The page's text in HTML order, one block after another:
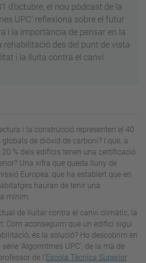
d’octubre, el nou pòdcast de la
UPC’ reflexiona sobre el futur
i la importància de pensar en la
rehabilitació des del punt de vista
i la lluita contra el canvi
i la construcció representen el 40
de diòxid de carboni? I que, a
20 % dels edificis tenen una certificació
Una xifra que queda lluny de
Europea, que ha establert que en
hauran de tenir una
mínim.
de lluitar contra el canvi climàtic, la
Com aconseguim que un edifici sigui
és la solució? Ho descobrim en
‘Algorrritmes UPC’, de la mà de
de l’Escola Tècnica Superior